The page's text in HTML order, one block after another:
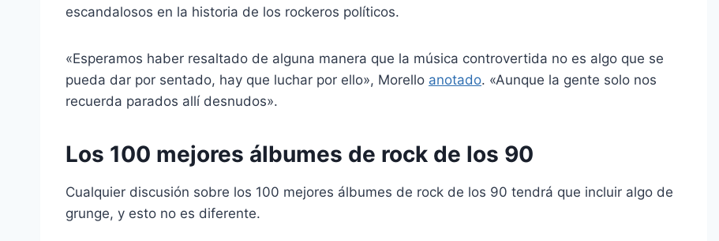
escandalosos en la historia de los rockeros políticos.
«Esperamos haber resaltado de alguna manera que la música controvertida no es algo que se
pueda dar por sentado, hay que luchar por ello», Morello anotado. «Aunque la gente solo nos
recuerda parados allí desnudos».
Los 100 mejores álbumes de rock de los 90
Cualquier discusión sobre los 100 mejores álbumes de rock de los 90 tendrá que incluir algo de
grunge, y esto no es diferente.